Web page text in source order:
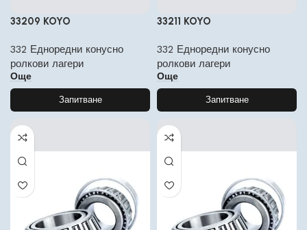
33209 KOYO
332 Едноредни конусно
ролкови лагери
Още
Запитване
33211 KOYO
332 Едноредни конусно
ролкови лагери
Още
Запитване